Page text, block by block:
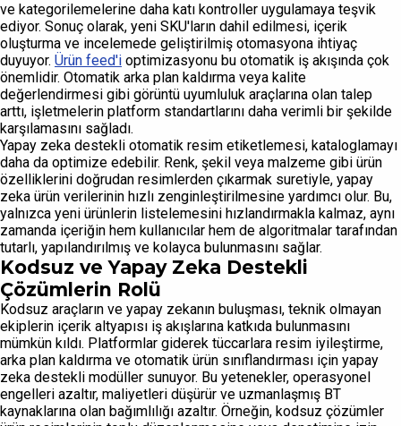
ve kategorilemelerine daha katı kontroller uygulamaya teşvik
ediyor. Sonuç olarak, yeni SKU'ların dahil edilmesi, içerik
oluşturma ve incelemede geliştirilmiş otomasyona ihtiyaç
duyuyor. Ürün feed'i optimizasyonu bu otomatik iş akışında çok
önemlidir. Otomatik arka plan kaldırma veya kalite
değerlendirmesi gibi görüntü uyumluluk araçlarına olan talep
arttı, işletmelerin platform standartlarını daha verimli bir şekilde
karşılamasını sağladı.
Yapay zeka destekli otomatik resim etiketlemesi, kataloglamayı
daha da optimize edebilir. Renk, şekil veya malzeme gibi ürün
özelliklerini doğrudan resimlerden çıkarmak suretiyle, yapay
zeka ürün verilerinin hızlı zenginleştirilmesine yardımcı olur. Bu,
yalnızca yeni ürünlerin listelemesini hızlandırmakla kalmaz, aynı
zamanda içeriğin hem kullanıcılar hem de algoritmalar tarafından
tutarlı, yapılandırılmış ve kolayca bulunmasını sağlar.
Kodsuz ve Yapay Zeka Destekli
Çözümlerin Rolü
Kodsuz araçların ve yapay zekanın buluşması, teknik olmayan
ekiplerin içerik altyapısı iş akışlarına katkıda bulunmasını
mümkün kıldı. Platformlar giderek tüccarlara resim iyileştirme,
arka plan kaldırma ve otomatik ürün sınıflandırması için yapay
zeka destekli modüller sunuyor. Bu yetenekler, operasyonel
engelleri azaltır, maliyetleri düşürür ve uzmanlaşmış BT
kaynaklarına olan bağımlılığı azaltır. Örneğin, kodsuz çözümler